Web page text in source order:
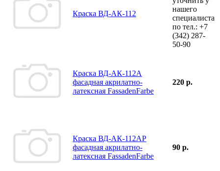
Краска ВД-АК-112
нашего
специалиста
по тел.: +7
(342) 287-
50-90
Краска ВД-АК-112А
фасадная акрилатно-
латексная FassadenFarbe
220 р.
Краска ВД-АК-112АР
фасадная акрилатно-
латексная FassadenFarbe
90 р.